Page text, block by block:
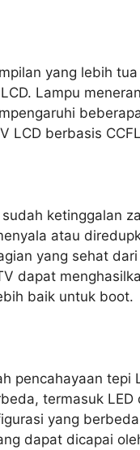
yang lebih
Lampu
LCD berbasis
ketinggalan
atau
yang sehat
dapat
baik untuk boot.
pencahayaan
termasuk
yang
dapat dicapai